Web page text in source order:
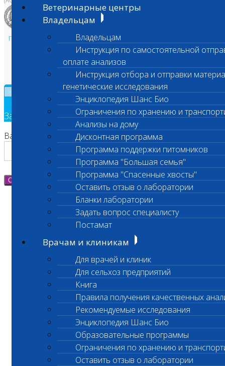
Ветеринарные центры
Владельцам
Владельцам
Инструкция по самостоятельной
оплате анализов
Инструкция отбора и отправки
генетические исследования
Энциклопедия Шанс Био
Ограничения по хранению и
Анализы на дому
Дисконтная программа
Программа поддержки питомников
Программа "Большая семья"
Программа "Спасенные хвосты"
Оставить отзыв о лаборатории
Бланки лаборатории
Задать вопрос специалисту
Постамат
Врачам и клиникам
Для врачей и клиник
Для сельхоз предприятий
Книга
Правила получения качественных
Рекомендуемые исследования
Энциклопедия Шанс Био
Образовательные программы
Ограничения по хранению и
Оставить отзыв о лаборатории
Политика в области персональных данных и конфиденциальности
Пользовательское соглашение
Техническая поддержка
Заявка на обратный звонок
Ваш номер телефона
Отправить